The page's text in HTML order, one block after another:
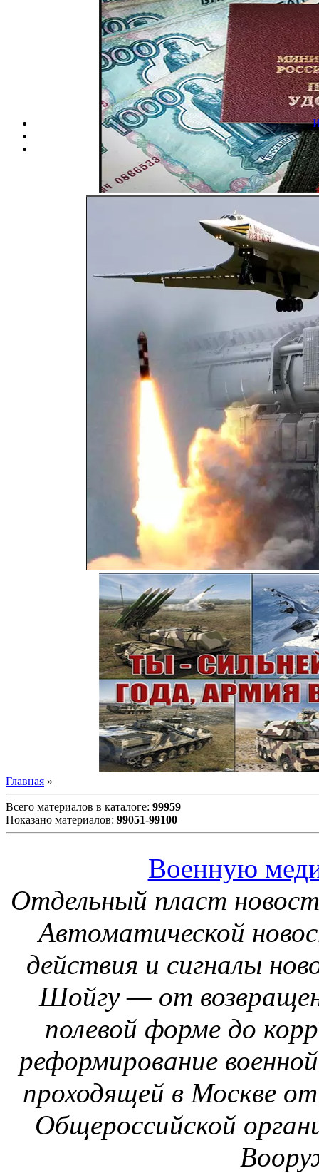
Вход
ВОЕННЫЕ
Главная »
Всего материалов в каталоге: 99959
Показано материалов: 99051-99100
Военную
Отдельный пласт
Автоматической
действия и сигналы
Шойгу — от
полевой форме до
реформирование
проходящей в Москве
Общероссийской